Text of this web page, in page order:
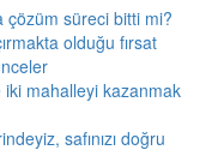
çözüm süreci bitti mi?
olduğu fırsat
mahalleyi kazanmak
safınızı doğru